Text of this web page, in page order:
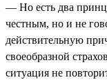
— Но есть два
честным, но и не
действительную
своеобразной
ситуация не